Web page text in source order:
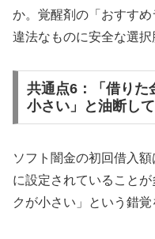
か。覚醒剤の「おすすめ
違法なものに安全な選択
共通点6：「借りた
小さい」と油断し
ソフト闇金の初回借入
に設定されていること
クが小さい」という錯覚